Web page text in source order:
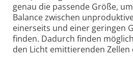
genau die passende Größe,
Balance zwischen
einerseits und einer geringen
finden. Dadurch finden
den Licht emittierenden Zellen